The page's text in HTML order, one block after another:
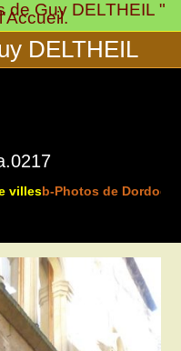
de Guy DELTHEIL "
DELTHEIL
villesb-Photos de